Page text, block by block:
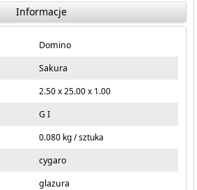
Informacje
Domino
Sakura
2.50 x 25.00 x 1.00
G I
0.080 kg / sztuka
cygaro
glazura